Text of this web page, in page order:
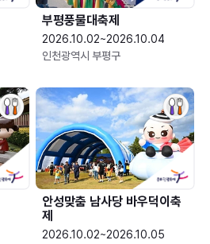
부평풍물대축제
2026.10.02~2026.10.04
인천광역시 부평구
안성맞춤 남사당 바우덕이축
제
2026.10.02~2026.10.05